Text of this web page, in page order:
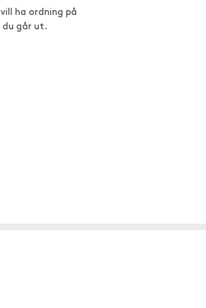
ha ordning på
du går ut.